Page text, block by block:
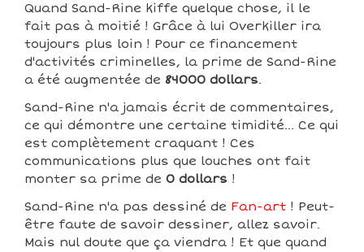
Quand Sand-Rine kiffe quelque chose, il le
fait pas à moitié ! Grâce à lui Overkiller ira
toujours plus loin ! Pour ce financement
d'activités criminelles, la prime de Sand-Rine
a été augmentée de 84000 dollars.
Sand-Rine n'a jamais écrit de commentaires,
ce qui démontre une certaine timidité... Ce qui
est complètement craquant ! Ces
communications plus que louches ont fait
monter sa prime de 0 dollars !
Sand-Rine n'a pas dessiné de Fan-art ! Peut-
être faute de savoir dessiner, allez savoir.
Mais nul doute que ça viendra ! Et que quand